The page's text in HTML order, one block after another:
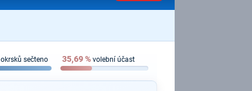
okrsků sečteno 35,69% volební účast